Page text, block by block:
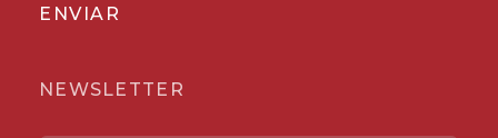
ENVIAR
NEWSLETTER